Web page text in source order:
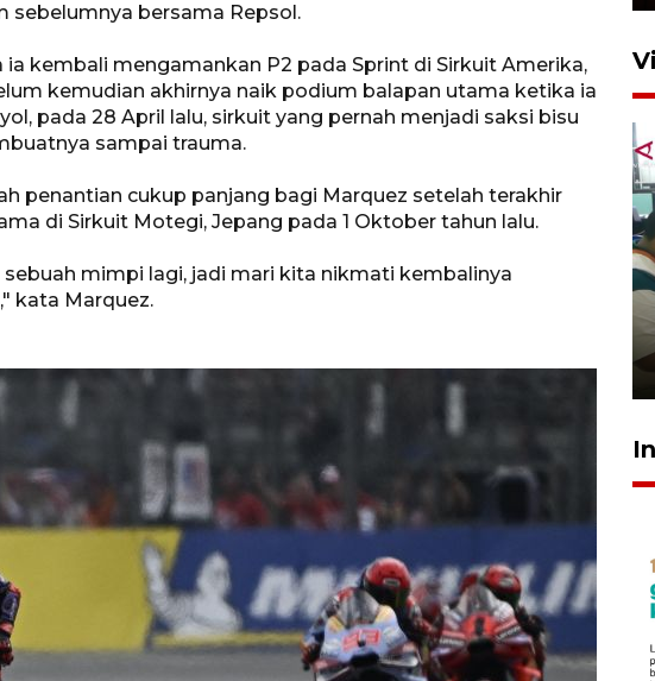
bersama Repsol.
kembali mengamankan P2 pada Sprint di Sirkuit Amerika,
kemudian akhirnya naik podium balapan utama ketika ia
pada 28 April lalu, sirkuit yang pernah menjadi saksi bisu
sampai trauma.
penantian cukup panjang bagi Marquez setelah terakhir
di Sirkuit Motegi, Jepang pada 1 Oktober tahun lalu.
sebuah mimpi lagi, jadi mari kita nikmati kembalinya
kata Marquez.
Ambon ajak semua pihak buka
23 Juli 2026 14:28